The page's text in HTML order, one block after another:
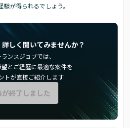
が得られるでしょう。
しく聞いてみませんか？
ンスジョブでは、
とご経歴に最適な案件を
トが直接ご紹介します
が終了しました